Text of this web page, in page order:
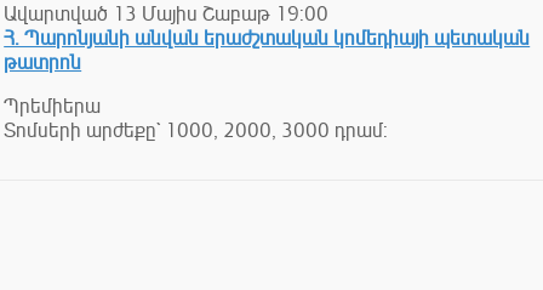
Ավարտված 13 Մայիս Շաբաթ 19:00
Հ. Պարոնյանի անվան երաժշտական կոմեդիայի պետական
թատրոն
Պրեմիերա
Տոմսերի արժեքը` 1000, 2000, 3000 դրամ: